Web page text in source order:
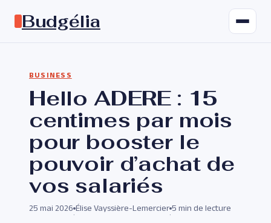
Budgélia
BUSINESS
Hello ADERE : 15
centimes par mois
pour booster le
pouvoir d’achat de
vos salariés
25 mai 2026
·
Élise Vayssière-Lemercier
·
5 min de lecture